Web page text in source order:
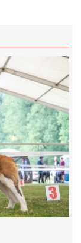
20. 7. 2026